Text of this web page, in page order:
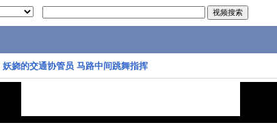
妖娆的交通协管员 马路中间跳舞指挥